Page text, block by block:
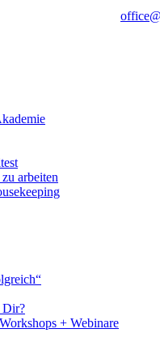
arbeiten
Dir?
+ Webinare